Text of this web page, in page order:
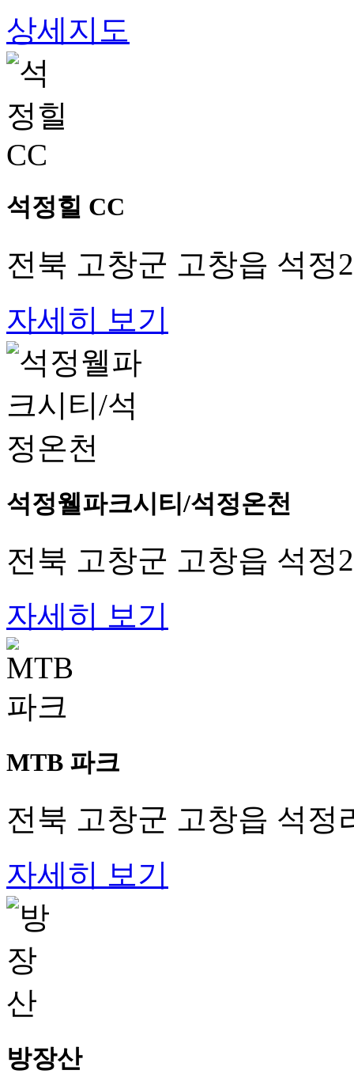
상세지도
석정힐 CC
전북 고창군 고창읍 석정
자세히 보기
석정웰파크시티/석정온천
전북 고창군 고창읍 석정
자세히 보기
MTB 파크
전북 고창군 고창읍 석정
자세히 보기
방장산